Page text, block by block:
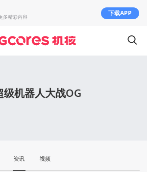
级机器人大战OG
资讯 视频
多精彩内容 下载APP